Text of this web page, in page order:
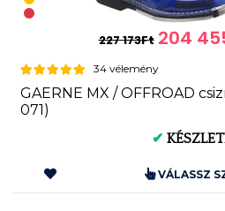
227 173Ft 204
34 vélemény
GAERNE MX / OFFROAD
071)
✔
VÁLASSZ